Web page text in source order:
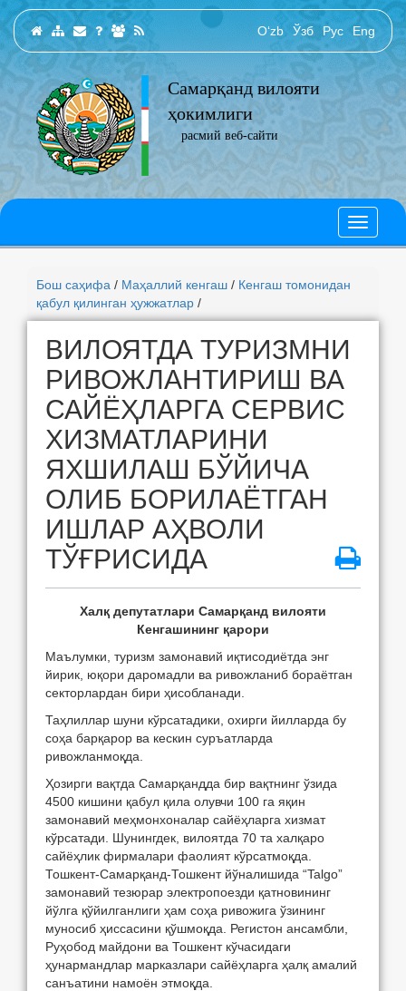
O‘zb Ўзб Рус Eng
Самарқанд вилояти
ҳокимлиги
расмий веб-сайти
Бош саҳифа / Маҳаллий кенгаш / Кенгаш томонидан
қабул қилинган ҳужжатлар /
ВИЛОЯТДА ТУРИЗМНИ
РИВОЖЛАНТИРИШ ВА
САЙЁҲЛАРГА СЕРВИС
ХИЗМАТЛАРИНИ
ЯХШИЛАШ БЎЙИЧА
ОЛИБ БОРИЛАЁТГАН
ИШЛАР АҲВОЛИ
ТЎҒРИСИДА
Халқ депутатлари Самарқанд вилояти
Кенгашининг қарори
Маълумки, туризм замонавий иқтисодиётда энг
йирик, юқори даромадли ва ривожланиб бораётган
секторлардан бири ҳисобланади.
Таҳлиллар шуни кўрсатадики, охирги йилларда бу
соҳа барқарор ва кескин суръатларда
ривожланмоқда.
Ҳозирги вақтда Самарқандда бир вақтнинг ўзида
4500 кишини қабул қила олувчи 100 га яқин
замонавий меҳмонхоналар сайёҳларга хизмат
кўрсатади. Шунингдек, вилоятда 70 та халқаро
сайёҳлик фирмалари фаолият кўрсатмоқда.
Тошкент-Самарқанд-Тошкент йўналишида “Talgo”
замонавий тезюрар электропоезди қатновининг
йўлга қўйилганлиги ҳам соҳа ривожига ўзининг
муносиб ҳиссасини қўшмоқда. Регистон ансамбли,
Руҳобод майдони ва Тошкент кўчасидаги
ҳунармандлар марказлари сайёҳларга ҳалқ амалий
санъатини намоён этмоқда.